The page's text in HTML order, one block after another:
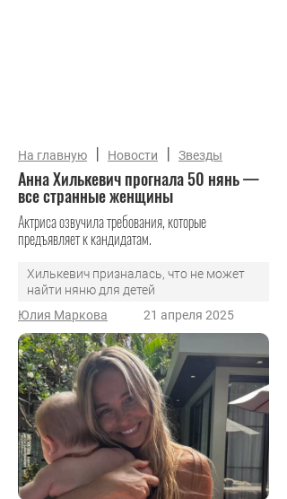
На главную | Новости | Звезды
Анна Хилькевич прогнала 50 нянь —
все странные женщины
Актриса озвучила требования, которые
предъявляет к кандидатам.
Хилькевич призналась, что не может
найти няню для детей
Юлия Маркова
21 апреля 2025